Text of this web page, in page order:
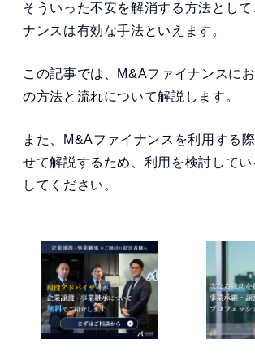
そういった不安を解消する方法とし
ナンスは有効な手法といえます。
この記事では、M&Aファイナンスに
の方法と流れについて解説します。
また、M&Aファイナンスを利用する
せて解説するため、利用を検討してい
してください。